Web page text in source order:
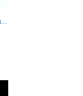
Pastor Ovidiu BALUTA SR1 Stefan Tomoioaga Aduceti oamenii la steag